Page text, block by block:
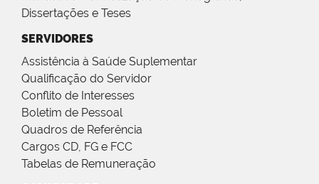
Dissertações e Teses
SERVIDORES
Assistência à Saúde Suplementar
Qualificação do Servidor
Conflito de Interesses
Boletim de Pessoal
Quadros de Referência
Cargos CD, FG e FCC
Tabelas de Remuneração